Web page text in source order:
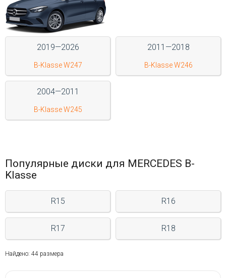
Войти на сайт
+7(812)317-
52
9:00
C
9:00
2019—2026
B-Klasse W247
2011—2018
B-Klasse W246
2004—2011
B-Klasse W245
Популярные диски для MERCEDES B-
Klasse
R15 R16
R17 R18
Найдено: 44 размера